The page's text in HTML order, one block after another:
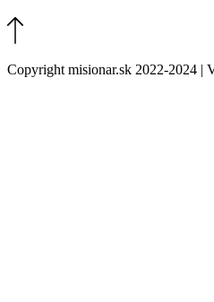
Copyright misionar.sk 2022-2024 |